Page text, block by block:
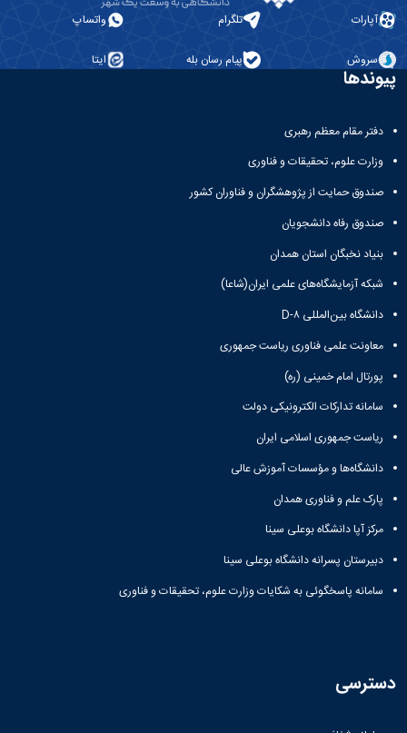
آپارات تلگرام واتساپ
سروش پیام رسان بله ایتا
پیوندها
دفتر مقام معظم رهبری
وزارت علوم، تحقیقات و فناوری
صندوق حمایت از پژوهشگران و فناوران کشور
صندوق رفاه دانشجویان
بنیاد نخبگان استان همدان
شبکه آزمایشگاه‌های علمی ایران(شاعا)
دانشگاه بین‌المللی D-۸
معاونت علمی فناوری ریاست جمهوری
پورتال امام خمینی (ره)
سامانه تدارکات الکترونیکی دولت
ریاست جمهوری اسلامی ایران
دانشگاه‌ها و مؤسسات آموزش عالی
پارک علم و فناوری همدان
مرکز آپا دانشگاه بوعلی سینا
دبیرستان پسرانه دانشگاه بوعلی سینا
سامانه پاسخگوئی به شکایات وزارت علوم، تحقیقات و فناوری
دسترسی